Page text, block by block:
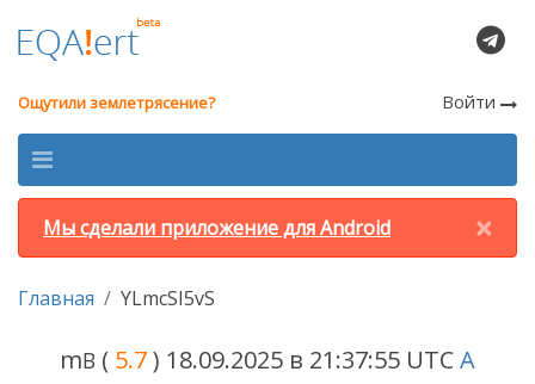
Ощутили землетрясение? Войти
×
Мы сделали приложение для Android
Главная YLmcSI5vS
mB ( 5.7) 18.09.2025 в 21:37:55 UTCA